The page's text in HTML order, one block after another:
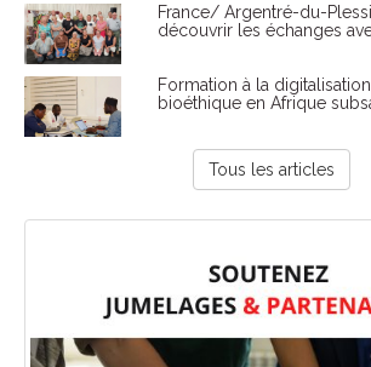
France/ Argentré-du-
découvrir les échanges
Formation à la
bioéthique en Afrique
Tous les articles